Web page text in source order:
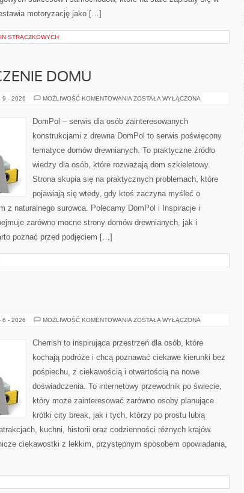
motoryzację jako […]
STRĄCZKOWYCH
DOMU
9 - 2026 MOŻLIWOŚĆ KOMENTOWANIA OGRÓD
DOMU
ZOSTAŁA WYŁĄCZONA
DomPol – serwis dla osób zainteresowanych
konstrukcjami z drewna DomPol to serwis poświęcony
tematyce domów drewnianych. To praktyczne źródło
wiedzy dla osób, które rozważają dom szkieletowy.
Strona skupia się na praktycznych problemach, które
pojawiają się wtedy, gdy ktoś zaczyna myśleć o
z naturalnego surowca. Polecamy DomPol i Inspiracje i
zarówno mocne strony domów drewnianych, jak i
poznać przed podjęciem […]
6 - 2026 MOŻLIWOŚĆ KOMENTOWANIA MALEZJA
ZOSTAŁA WYŁĄCZONA
Cherrish to inspirująca przestrzeń dla osób, które
kochają podróże i chcą poznawać ciekawe kierunki bez
pośpiechu, z ciekawością i otwartością na nowe
doświadczenia. To internetowy przewodnik po świecie,
który może zainteresować zarówno osoby planujące
krótki city break, jak i tych, którzy po prostu lubią
kuchni, historii oraz codzienności różnych krajów.
ciekawostki z lekkim, przystępnym sposobem opowiadania,